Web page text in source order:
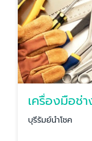
เครื่องมือช่
บุรีรัมย์นำโชค